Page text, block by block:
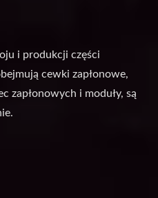
i produkcji części
cewki zapłonowe,
zapłonowych i moduły, są